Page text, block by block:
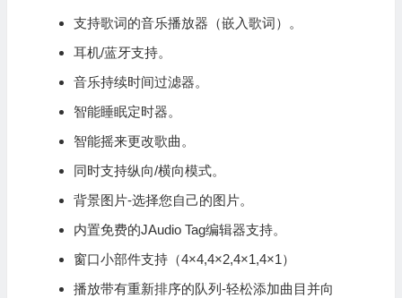
支持歌词的音乐播放器（嵌入歌词）。
耳机/蓝牙支持。
音乐持续时间过滤器。
智能睡眠定时器。
智能摇来更改歌曲。
同时支持纵向/横向模式。
背景图片-选择您自己的图片。
内置免费的JAudio Tag编辑器支持。
窗口小部件支持（4×4,4×2,4×1,4×1）
播放带有重新排序的队列-轻松添加曲目并向